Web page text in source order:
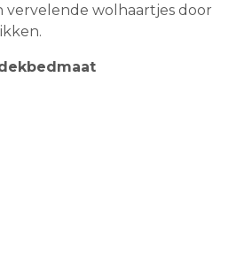
vervelende wolhaartjes door